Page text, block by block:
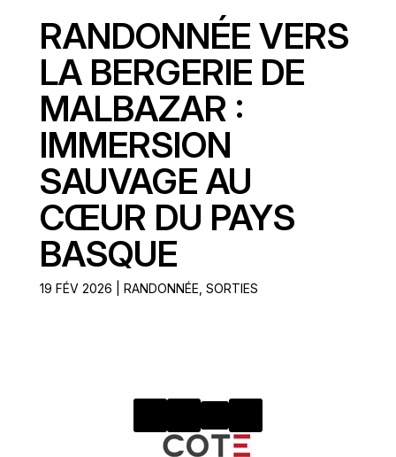
RANDONNÉE VERS
LA BERGERIE DE
MALBAZAR :
IMMERSION
SAUVAGE AU
CŒUR DU PAYS
BASQUE
19 FÉV 2026 RANDONNÉE SORTIES